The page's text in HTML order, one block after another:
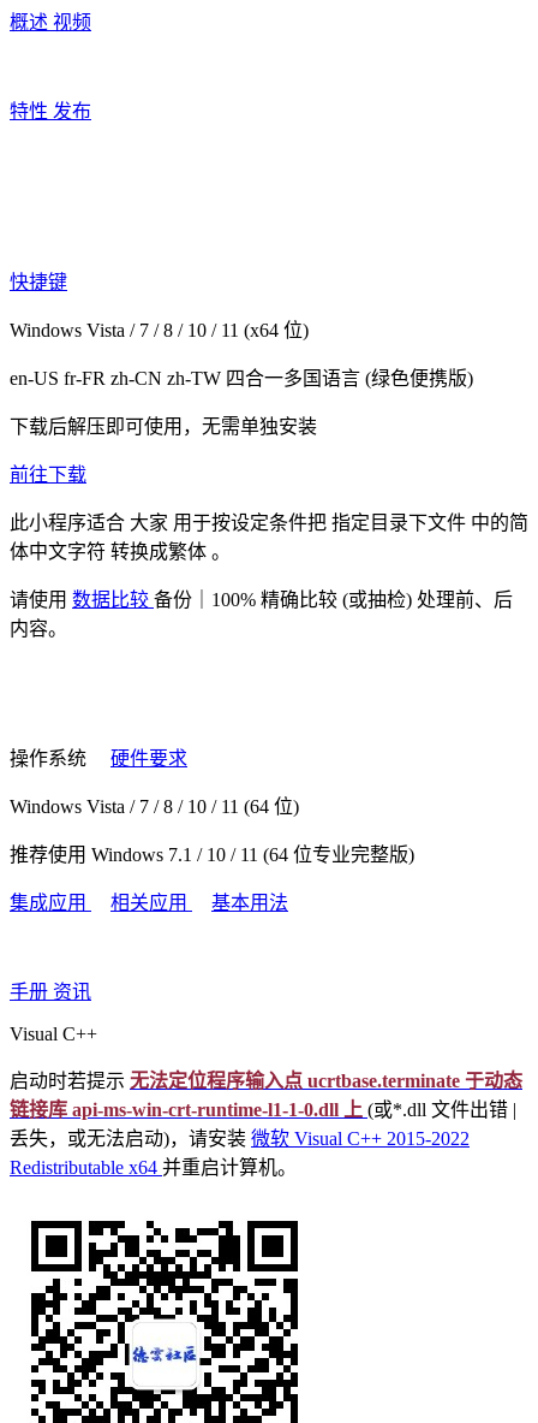
概述 视频
特性 发布
快捷键
Windows Vista / 7 / 8 / 10 / 11 (x64 位)
en-US fr-FR zh-CN zh-TW 四合一多国语言 (绿色便携版)
下载后解压即可使用，无需单独安装
前往下载
此小程序适合 大家 用于按设定条件把 指定目录下文件 中的简
体中文字符 转换成繁体 。
请使用 数据比较 备份｜100% 精确比较 (或抽检) 处理前、后
内容。
操作系统 硬件要求
Windows Vista / 7 / 8 / 10 / 11 (64 位)
推荐使用 Windows 7.1 / 10 / 11 (64 位专业完整版)
集成应用 相关应用 基本用法
手册 资讯
Visual C++
启动时若提示 无法定位程序输入点 ucrtbase.terminate 于动态
链接库 api-ms-win-crt-runtime-l1-1-0.dll 上 (或*.dll 文件出错 |
丢失，或无法启动)，请安装 微软 Visual C++ 2015-2022
Redistributable x64 并重启计算机。